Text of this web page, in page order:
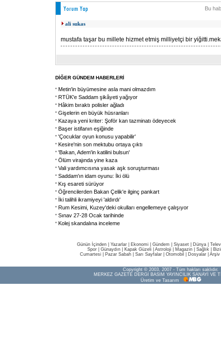
Bu
ali sukas
mustafa taşar bu millete hizmet etmiş milliyetçi bir
DİĞER GÜNDEM HABERLERİ
Metin'in büyümesine asla mani olmazdım
RTÜK'e Saddam şikâyeti yağıyor
Hâkim bıraktı polisler ağladı
Gişelerin en büyük hüsranları
Kazaya yeni kriter: Şoför kan tazminatı ödeyecek
Başer istifanın eşiğinde
'Çocuklar oyun konusu yapabilir'
Kesire'nin son mektubu ortaya çıktı
'Bakan, Adem'in katilini bulsun'
Ölüm virajında yine kaza
Vali yardımcısına yasak aşk soruşturması
Saddam'ın idam oyunu: İki ölü
Kış esareti sürüyor
Öğrencilerden Bakan Çelik'e ilginç pankart
İki talihli ikramiyeyi 'aldırdı'
Rum Kesimi, Kuzey'deki okulları engellemeye çalışıyor
Sınav 27-28 Ocak tarihinde
Kolej skandalına inceleme
Günün İçinden Yazarlar Ekonomi Gündem Siyaset Dünya |
Spor
Günaydın Kapak Güzeli Astroloji Magazin Sağlık
Cumartesi
Pazar Sabah Sarı Sayfalar Otomobil Dosyalar Arşiv
Copyright © 2003, 2007 - Tüm hakları saklıdır.
MERKEZ GAZETE DERGİ BASIM YAYINCILIK SANAYİ VE
Üretim ve Tasarım